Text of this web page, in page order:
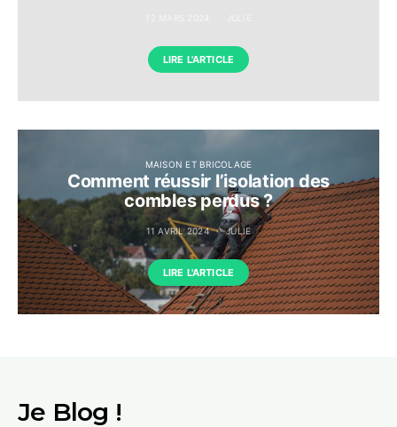
LIRE L'ARTICLE
MAISON ET BRICOLAGE
Comment réussir l’isolation des
combles perdus ?
11 AVRIL 2024 JULIE
LIRE L'ARTICLE
Je Blog !